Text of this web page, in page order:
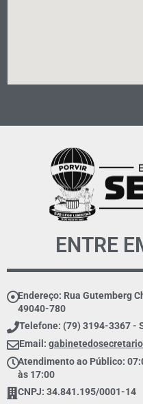
ENTRE
Endereço: Rua Gutemberg
49040-780
Telefone: (79) 3194-3367 -
Email:
Atendimento ao Público:
às 17:00
CNPJ: 34.841.195/0001-14